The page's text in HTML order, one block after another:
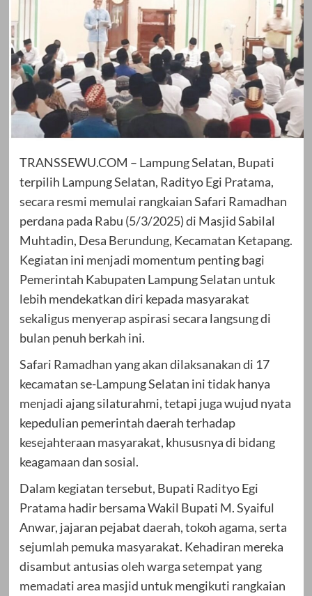
TRANSSEWU.COM – Lampung Selatan, Bupati
terpilih Lampung Selatan, Radityo Egi Pratama,
secara resmi memulai rangkaian Safari Ramadhan
perdana pada Rabu (5/3/2025) di Masjid Sabilal
Muhtadin, Desa Berundung, Kecamatan Ketapang.
Kegiatan ini menjadi momentum penting bagi
Pemerintah Kabupaten Lampung Selatan untuk
lebih mendekatkan diri kepada masyarakat
sekaligus menyerap aspirasi secara langsung di
bulan penuh berkah ini.
Safari Ramadhan yang akan dilaksanakan di 17
kecamatan se-Lampung Selatan ini tidak hanya
menjadi ajang silaturahmi, tetapi juga wujud nyata
kepedulian pemerintah daerah terhadap
kesejahteraan masyarakat, khususnya di bidang
keagamaan dan sosial.
Dalam kegiatan tersebut, Bupati Radityo Egi
Pratama hadir bersama Wakil Bupati M. Syaiful
Anwar, jajaran pejabat daerah, tokoh agama, serta
sejumlah pemuka masyarakat. Kehadiran mereka
disambut antusias oleh warga setempat yang
memadati area masjid untuk mengikuti rangkaian